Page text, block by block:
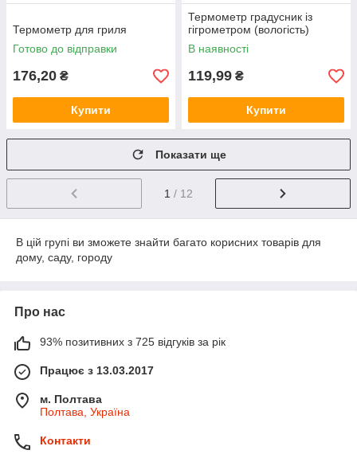
Термометр для гриля
Готово до відправки
176,20 ₴
Купити
Термометр градусник із
гігрометром (вологість)
В наявності
119,99 ₴
Купити
Показати ще
1 / 12
В цій групі ви зможете знайти багато корисних товарів для
дому, саду, городу
Про нас
93% позитивних з 725 відгуків за рік
Працює з 13.03.2017
м. Полтава
Полтава, Україна
Контакти